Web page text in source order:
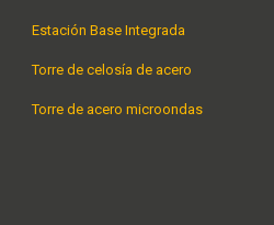
Estación Base Integrada
Torre de celosía de acero
Torre de acero microondas